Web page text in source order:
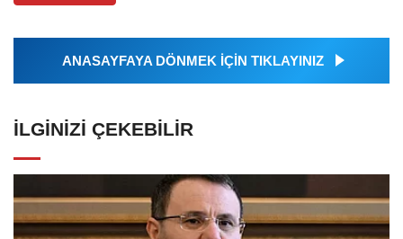
ANASAYFAYA DÖNMEK İÇİN TIKLAYINIZ
İLGINIZI ÇEKEBILIR